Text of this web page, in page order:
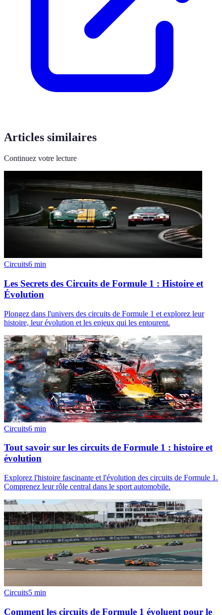
Articles similaires
Continuez votre lecture
Circuits6 min
Les Secrets des Circuits de Formule 1 : Histoire et
Évolution
Plongez dans l'univers des circuits de Formule 1 et explorez leur
histoire, leur évolution et les enjeux qui les entourent.
Circuits6 min
Tout savoir sur les circuits de Formule 1 : histoire et
évolution
Explorez l'histoire fascinante et l'évolution des circuits de Formule 1.
Comprenez leur rôle central dans le sport automobile.
Circuits5 min
Comment les circuits de Formule 1 évoluent pour le